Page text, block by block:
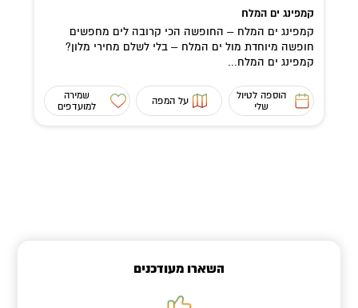
קמפינג ים המלח
קמפינג ים המלח – החופשה הכי קרובה לים מחפשים
חופשה מיוחדת מול ים המלח – בלי לשלם מחירי מלון?
קמפינג ים המלח...
הוספה לטיול
שלי
על המפה
שמירה
למועדפים
השארו מעודכנים